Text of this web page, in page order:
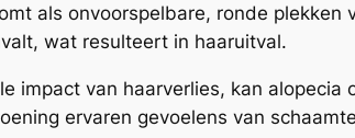
als onvoorspelbare, ronde
wat resulteert in haaruitval.
impact van haarverlies, kan
ervaren gevoelens van